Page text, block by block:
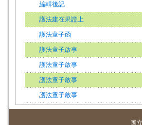
編輯後記
護法建在果證上
護法童子函
護法童子啟事
護法童子啟事
護法童子啟事
護法童子啟事
国